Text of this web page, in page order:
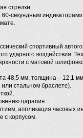
стрелки.
секундным
спортивный
ударного воздействия.
с матовой
48,5 мм, толщина – 12,1
стальном браслете).
царапин.
аппликация часовых
с корпусом.